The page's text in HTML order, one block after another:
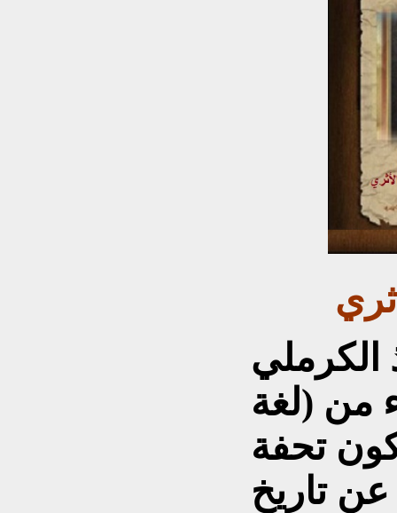
من (لغة
تحفة
عن تاريخ